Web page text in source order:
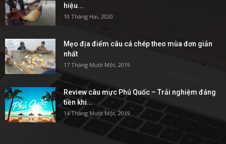
hiệu...
10 Tháng Hai, 2020
Mẹo địa điểm câu cá chép theo mùa đơn giản
nhất
17 Tháng Mười Một, 2019
Review câu mực Phú Quốc – Trải nghiệm đáng
tiền khi...
14 Tháng Mười Một, 2019